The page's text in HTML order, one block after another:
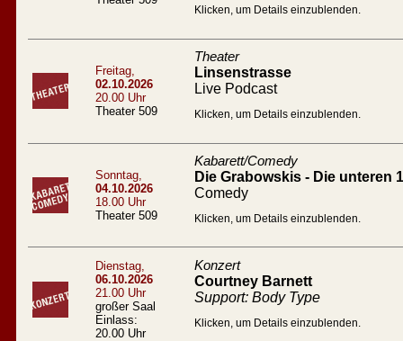
Klicken, um Details einzublenden.
Freitag,
02.10.2026
20.00 Uhr
Theater 509
Theater
Linsenstrasse
Live Podcast
Klicken, um Details einzublenden.
Sonntag,
04.10.2026
18.00 Uhr
Theater 509
Kabarett/Comedy
Die Grabowskis - Die unteren
Comedy
Klicken, um Details einzublenden.
Dienstag,
06.10.2026
21.00 Uhr
großer Saal
Einlass:
20.00 Uhr
Konzert
Courtney Barnett
Support: Body Type
Klicken, um Details einzublenden.